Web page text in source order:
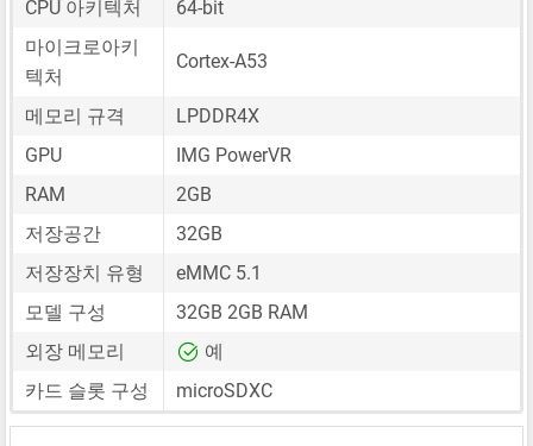
CPU 아키텍처
64-bit
마이크로아키
텍처
Cortex-A53
메모리 규격
LPDDR4X
GPU
IMG PowerVR
RAM
2GB
저장공간
32GB
저장장치 유형
eMMC 5.1
모델 구성
32GB 2GB RAM
외장 메모리
예
카드 슬롯 구성
microSDXC